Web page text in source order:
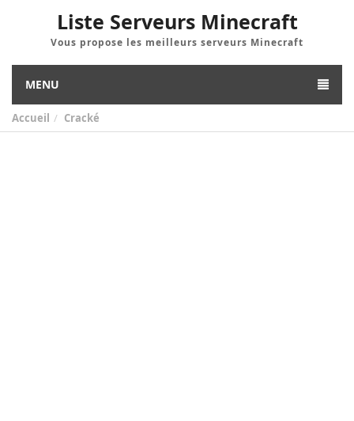
Liste Serveurs Minecraft
Vous propose les meilleurs serveurs Minecraft
MENU
Accueil Cracké